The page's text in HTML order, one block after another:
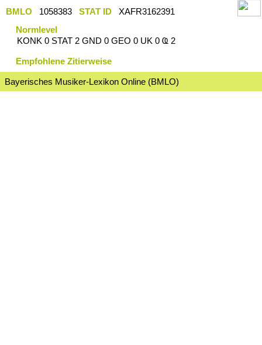
BMLO 1058383 STAT ID
XAFR3162391
Normlevel
KONK 0 STAT 2 GND 0 GEO 0 UK 0 Ҩ 2
Empfohlene Zitierweise
Bayerisches Musiker-Lexikon Online (BMLO)